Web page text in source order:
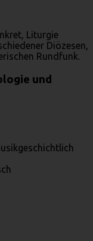
Liturgie
Diözesen,
Rundfunk.
und